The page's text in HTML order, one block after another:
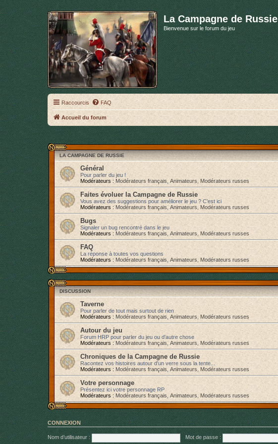
La Campagne de Russie
Bienvenue sur le forum du jeu
Raccourcis FAQ
Accueil du forum
LA CAMPAGNE DE RUSSIE
Général
Pour parler du jeu !
Modérateurs : Modérateurs français Animateurs Modérateurs russes
Faites évoluer la Campagne de Russie
Vous avez des suggestions pour améliorer le jeu ? C'est ici
Modérateurs : Modérateurs français , Animateurs Modérateurs russes
Bugs
Signaler un bug rencontré dans le jeu
Modérateurs : Modérateurs français Animateurs Modérateurs russes
FAQ
La réponse à toutes vos questions
Modérateurs : Modérateurs français Animateurs Modérateurs russes
DISCUSSION
Taverne
Pour parler de tout mais surtout de rien
Modérateurs : Modérateurs français Animateurs Modérateurs russes
Autour du jeu
Forum HRP pour parler du jeu ou d'autre chose
Modérateurs : Modérateurs français , Animateurs Modérateurs russes
Chroniques de la Campagne de Russie
Racontez vos histoires autour d'un verre sous la tente...
Modérateurs : Modérateurs français Animateurs Modérateurs russes
Votre personnage
Présentez ici votre personnage RP
Modérateurs : Modérateurs français Animateurs Modérateurs russes
CONNEXION
Nom d’utilisateur : Mot de passe :